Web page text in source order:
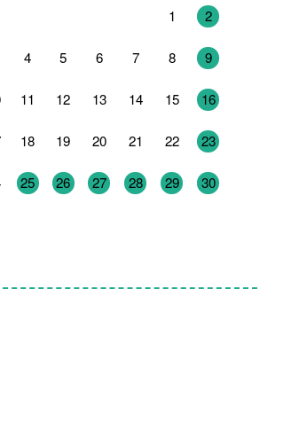
1 2
4 5 6 7 8 9
11 12 13 14 15 16
18 19 20 21 22 23
25 26 27 28 29 30